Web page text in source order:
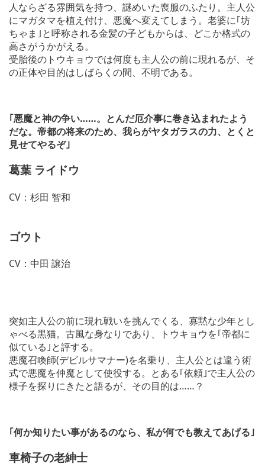
人ならざる雰囲気を持つ、謎めいた喪服のふたり。主人公
にマガタマを植え付け、悪魔へ変えてしまう。老婆に｢坊
ちゃま｣と呼称される金髪の子どもからは、どこか格式の
高さがうかがえる。
受胎後のトウキョウでは何度も主人公の前に現れるが、そ
の正体や目的はしばらくの間、不明である。
｢悪魔と神の争い……。とんだ厄介事に巻き込まれたよう
だな。帝都の将来のため、我らがヤタガラスの力、とくと
見せてやるぞ｣
葛葉 ライドウ
CV：杉田 智和
ゴウト
CV：中田 譲治
突如主人公の前に現れ戦いを挑んでくる、寡黙な少年とし
ゃべる黒猫。古風な身なりであり、トウキョウを｢帝都に
似ている｣と評する。
悪魔召喚師(デビルサマナー)を名乗り、主人公とは違う術
式で悪魔を仲魔として使役する。とある｢依頼｣で主人公の
様子を探りにきたと語るが、その目的は……？
｢何か知りたい事があるのなら、私が何でも教えてあげる｣
車椅子の老紳士